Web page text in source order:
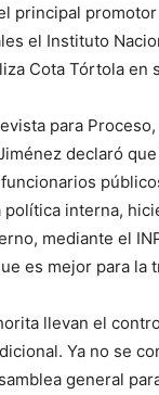
principal
el Instituto
Cota Tórtola en
para
declaró
interna,
mediante el
es mejor para la
llevan el
Ya no se
general